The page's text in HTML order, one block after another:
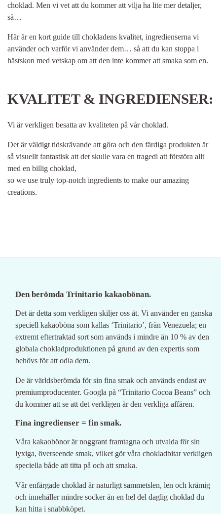
choklad. Men vi vet att du kommer att vilja ha lite mer detaljer,
så…
Här är en kort guide till chokladens kvalitet, ingredienserna vi
använder och varför vi använder dem… så att du kan stoppa i
hästskon med vetskap om att den inte kommer att smaka som en.
KVALITET & INGREDIENSER:
Vi är verkligen besatta av kvaliteten på vår choklad.
Det är väldigt tidskrävande att göra och den färdiga produkten är
så visuellt fantastisk att det skulle vara en tragedi att förstöra allt
med en billig choklad,
so we use truly top-notch ingredients to make our amazing
creations.
Den berömda Trinitario kakaobönan.
Det är detta som verkligen skiljer oss åt. Vi använder en ganska
speciell kakaoböna som kallas ‘Trinitario’, från Venezuela; en
extremt eftertraktad sort som används i mindre än 10 % av den
globala chokladproduktionen på grund av den expertis som
behövs för att odla dem.
De är världsberömda för sin fina smak och används endast av
premiumproducenter. Googla på “Trinitario Cocoa Beans” och
du kommer att se att det verkligen är den verkliga affären.
Fina ingredienser = fin smak.
Våra kakaobönor är noggrant framtagna och utvalda för sin
lyxiga, överseende smak, vilket gör våra chokladbitar verkligen
speciella både att titta på och att smaka.
Vår enfärgade choklad är naturligt sammetslen, len och krämig
och innehåller mindre socker än en hel del daglig choklad du
kan hitta i snabbköpet.